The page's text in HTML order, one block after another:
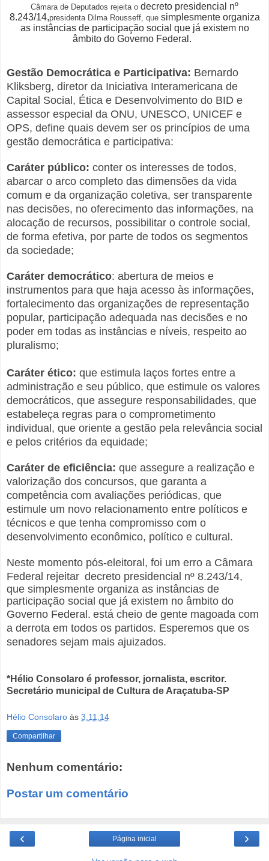
Câmara de Deputados rejeita o decreto presidencial nº
8.243/14,presidenta Dilma Rousseff, que simplesmente organiza
as instâncias de participação social que já existem no
âmbito do Governo Federal.
Gestão Democrática e Participativa: Bernardo
Kliksberg, diretor da Iniciativa Interamericana de
Capital Social, Ética e Desenvolvimento do BID e
assessor especial da ONU, UNESCO, UNICEF e
OPS, define quais devem ser os princípios de uma
gestão democrática e participativa:
Caráter público: conter os interesses de todos,
abarcar o arco completo das dimensões da vida
comum e da organização coletiva, ser transparente
nas decisões, no oferecimento das informações, na
alocação de recursos, possibilitar o controle social,
de forma efetiva, por parte de todos os segmentos
da sociedade;
Caráter democrático: abertura de meios e
instrumentos para que haja acesso às informações,
fortalecimento das organizações de representação
popular, participação adequada nas decisões e no
poder em todas as instâncias e níveis, respeito ao
pluralismo;
Caráter ético: que estimula laços fortes entre a
administração e seu público, que estimule os valores
democráticos, que assegure responsabilidades, que
estabeleça regras para o comprometimento
individual, que oriente a gestão pela relevância social
e pelos critérios da equidade;
Caráter de eficiência: que assegure a realização e
valorização dos concursos, que garanta a
competência com avaliações periódicas, que
estimule um novo relacionamento entre políticos e
técnicos e que tenha compromisso com o
desenvolvimento econômico, político e cultural.
Neste momento pós-eleitoral, foi um erro a Câmara
Federal rejeitar decreto presidencial nº 8.243/14,
que simplesmente organiza as instâncias de
participação social que já existem no âmbito do
Governo Federal. está cheio de gente magoada com
a derrota em todos os partidos. Esperemos que os
senadores sejam mais ajuizados.
*Hélio Consolaro é professor, jornalista, escritor.
Secretário municipal de Cultura de Araçatuba-SP
Hélio Consolaro às 3.11.14
Compartilhar
Nenhum comentário:
Postar um comentário
‹ ›
Página inicial